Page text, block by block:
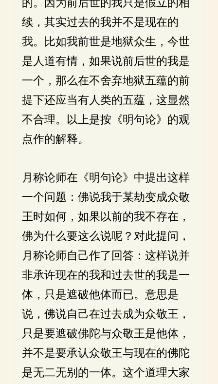
的。因为前后世的我只是假立的相
续，其实过去的我并不是现在的
我。比如我前世是地狱众生，今世
是人道有情，如果说前后世的我是
一个，那么在不舍弃地狱五蕴的前
提下还应当有人类的五蕴，这显然
不合理。以上是按《明句论》的观
点作的解释。
月称论师在《明句论》中提出这样
一个问题：佛说我于某劫变成众敬
王时如何，如果以前的我不存在，
佛为什么要这么说呢？对此提问，
月称论师自己作了回答：这样说并
非承许现在的我和过去世的我是一
体，只是遮破他体而已。意思是
说，佛说自己在过去成为众敬王，
只是要遮破佛陀与众敬王是他体，
并不是要承认众敬王与现在的佛陀
是无二无别的一体。这个道理大家